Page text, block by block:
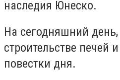
наследия Юнеско.
На сегодняшний
строительстве печей
повестки дня.